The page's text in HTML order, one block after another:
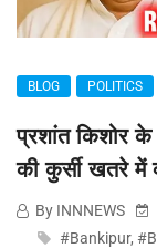
BLOG POLITICS
प्रशांत किशोर के
की कुर्सी खतरे में
By INNNEWS
#Bankipur,